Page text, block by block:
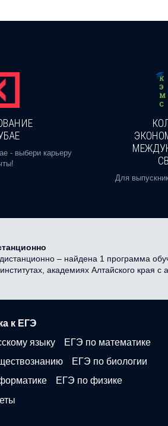
- выбери карьеру
Для
– найдена 1 программа
академиях Алтайского края
к ЕГЭ
языку
ЕГЭ по математике
ЕГЭ по биологии
ЕГЭ по физике